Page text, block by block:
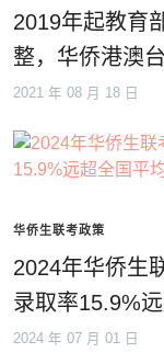
2019年起教育
整，华侨港澳
2021 年 08 月 18 日
华侨生联考政策
2024年华侨生
录取率15.9%
2024 年 07 月 01 日